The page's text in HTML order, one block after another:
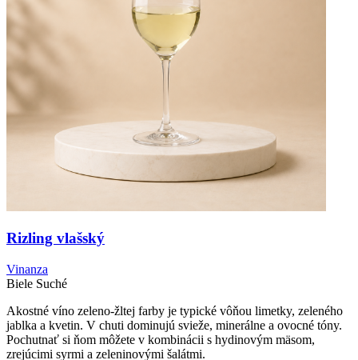
Rizling vlašský
Vinanza
Biele Suché
Akostné víno zeleno-žltej farby je typické vôňou limetky, zeleného
jablka a kvetin. V chuti dominujú svieže, minerálne a ovocné tóny.
Pochutnať si ňom môžete v kombinácii s hydinovým mäsom,
zrejúcimi syrmi a zeleninovými šalátmi.